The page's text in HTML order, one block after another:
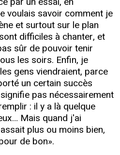
voulais savoir comment je
et surtout sur le plan
difficiles à chanter, et
sûr de pouvoir tenir
les soirs. Enfin, je
gens viendraient, parce
un certain succès
pas nécessairement
: il y a là quelque
Mais quand j'ai
plus ou moins bien,
de bon».